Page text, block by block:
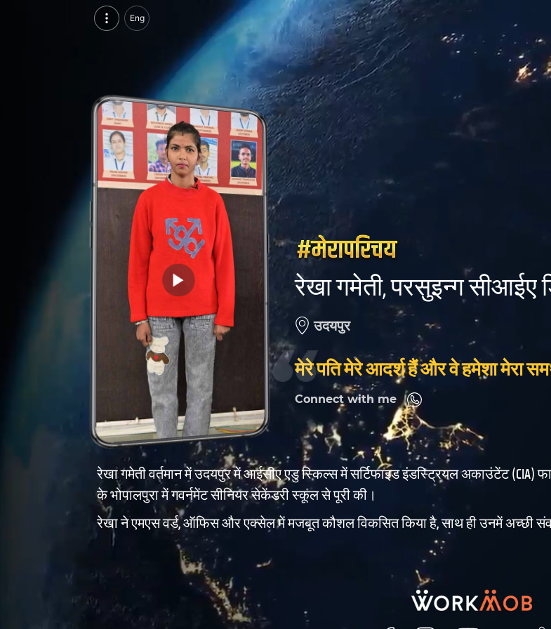
Eng
रेखा गमेती, परसुइन्ग सीआईए डिप्लोमा, आईसीए एडु स्किल्स, उदयपुर | वीडियो परिचय देखें
रेखा गमेती, परसुइन्ग सीआईए डिप्लोमा, आईसीए एडु स्किल्स, उदयपुर का वीडियो परिचय और सिंगल ब्रांडिंग पेज देखें।
रेखा गमेती, परसुइन्ग सीआईए
उदयपुर
मेरे पति मेरे आदर्श हैं और वे हमेशा मेरा
Connect with me
रेखा गमेती वर्तमान में उदयपुर में आईसीए एडु स्किल्स में सर्टिफाइड इंडस्ट्रियल अकाउंटेंट (CIA)
के भोपालपुरा में गवर्नमेंट सीनियर सेकेंडरी स्कूल से पूरी की।
रेखा ने एमएस वर्ड, ऑफिस और एक्सेल में मजबूत कौशल विकसित किया है, साथ ही उनमें अच्छी